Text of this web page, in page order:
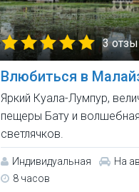
3
Влюбиться в
Яркий Куала-Лумпур,
пещеры Бату и
светлячков.
Индивидуальная
На
8 часов